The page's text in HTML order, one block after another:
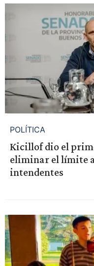
POLÍTICA
Kicillof dio el
eliminar el límite
intendentes